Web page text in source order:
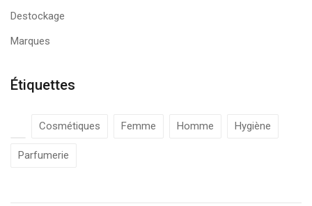
Destockage
Marques
Étiquettes
Cosmétiques Femme Homme Hygiène
Parfumerie